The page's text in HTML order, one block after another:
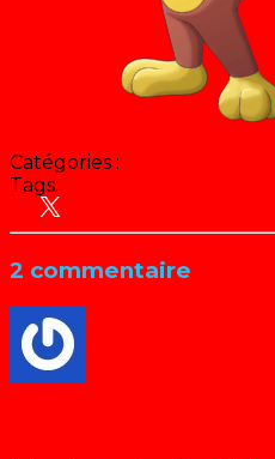
Catégories :
Tags:
2 commentaire